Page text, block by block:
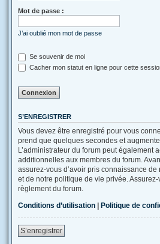
Mot de passe :
J’ai oublié mon mot de passe
Se souvenir de moi
Cacher mon statut en ligne pour cette
S’ENREGISTRER
Vous devez être enregistré pour vous
prend que quelques secondes et
L’administrateur du forum peut également
additionnelles aux membres du forum.
assurez-vous d’avoir pris connaissance de
et de notre politique de vie privée.
règlement du forum.
Conditions d’utilisation | Politique de
S’enregistrer